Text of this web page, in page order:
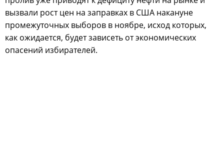
вызвали рост цен на заправках в США накануне
промежуточных выборов в ноябре, исход которых,
как ожидается, будет зависеть от экономических
опасений избирателей.